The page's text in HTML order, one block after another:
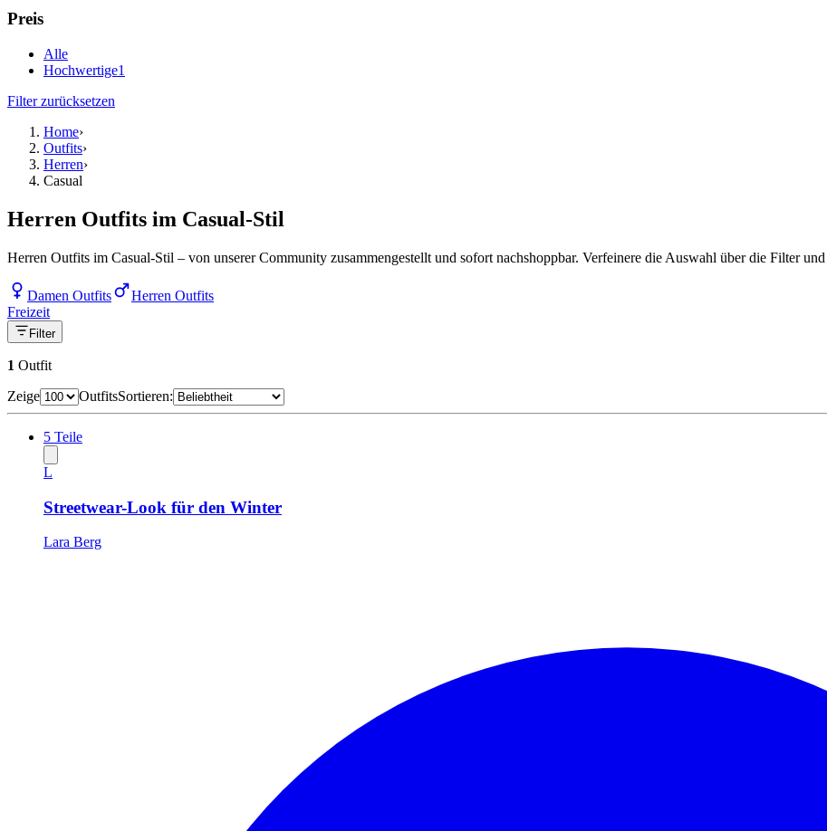
Preis
Alle
Hochwertige1
Filter zurücksetzen
Home›
Outfits›
Herren›
Casual
Herren Outfits im Casual-Stil
Herren Outfits im Casual-Stil – von unserer Community zusammengestellt und sofort nachshoppbar. Verfeinere die Auswahl über die Filter
Damen Outfits
Herren Outfits
Freizeit
Filter
1 Outfit
Zeige
OutfitsSortieren:
5 Teile
L
Streetwear-Look für den Winter
Lara Berg